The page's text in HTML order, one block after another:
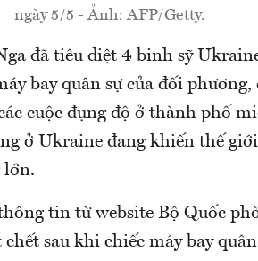
ngày 5/5 - Ảnh: AFP/Getty.
đã tiêu diệt 4 binh sỹ
bay quân sự của đối
cuộc đụng độ ở thành phố
ở Ukraine đang khiến thế
lớn.
tin từ website Bộ Quốc
sau khi chiếc máy bay